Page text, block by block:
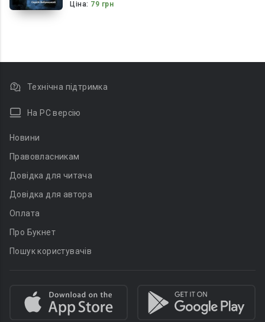
Ціна: 79 грн
Технічна підтримка
На PC версію
Новини
Правовласникам
Довідка для читача
Довідка для автора
Оплата
Про Букнет
Пошук користувачів